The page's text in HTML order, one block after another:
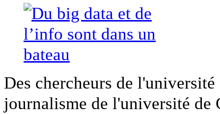
Des chercheurs de
journalisme de l'université